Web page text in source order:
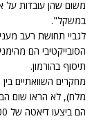
במשקל".
לגביי תחושת רעב
הסובייקטיבי הם
תיסוף בהורמון.
מחקרים השוואתיים
מלח), לא הראו שום
הם ביצעו דיאטה של 500 קלוריות.